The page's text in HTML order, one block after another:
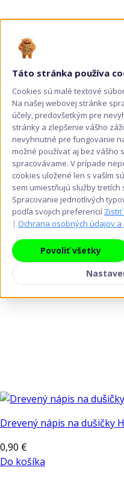
Drevený nápis na dušičky
0,90€
Do košíka
Drevený nápis na dušičky
0,90 €
Do košíka
Táto stránka používa
Cookies sú malé textové
Na našej webovej stránke
účely, predovšetkým pre
stránky a zlepšenie vášho
nevyhnutné pre fungovanie
možné používať aj bez vášho
spracovávame. V prípade
cookies uložené len s vaším
sem umiestňujú služby
Spracovanie jednotlivých
podľa svojich preferencií Zistiť
| Ochrana osobných údajov
Povoliť všetky